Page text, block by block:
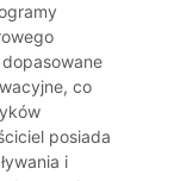
co
posiada
i